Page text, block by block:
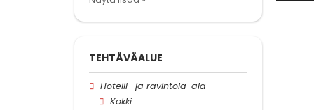
TEHTÄVÄALUE
Hotelli- ja ravintola-ala
Kokki